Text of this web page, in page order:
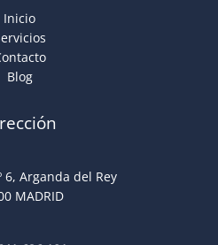
Inicio
Blog
6, Arganda del Rey
MADRID